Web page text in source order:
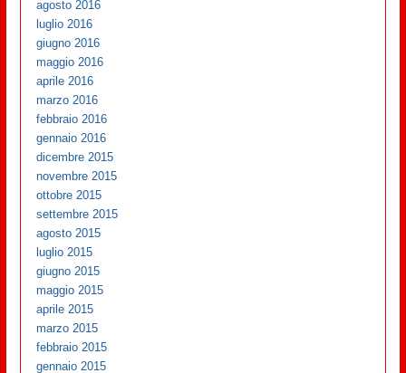
agosto 2016
luglio 2016
giugno 2016
maggio 2016
aprile 2016
marzo 2016
febbraio 2016
gennaio 2016
dicembre 2015
novembre 2015
ottobre 2015
settembre 2015
agosto 2015
luglio 2015
giugno 2015
maggio 2015
aprile 2015
marzo 2015
febbraio 2015
gennaio 2015